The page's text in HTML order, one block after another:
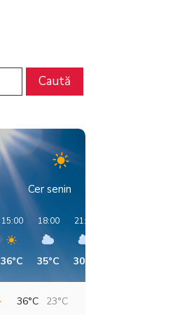
Cer senin
15:00
36°C
18:00
35°C
21:00
30°C
36°C 23°C